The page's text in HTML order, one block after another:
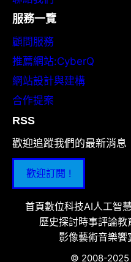
服務一覽
顧問服務
推薦網站:CyberQ
網站設計與建構
合作提案
RSS
歡迎追蹤我們的最新消息
歡迎訂閱 !
首頁數位科技AI人工智慧
歷史探討時事評論教
影像藝術音樂饗
© 2008-2025